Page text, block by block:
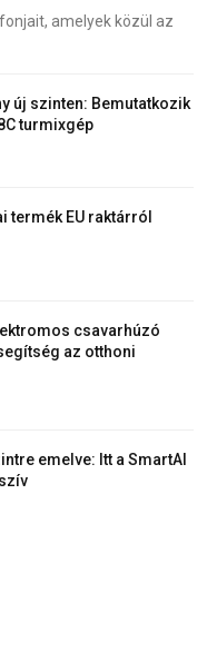
amelyek közül az
új szinten: Bemutatkozik
turmixgép
termék EU raktárról
csavarhúzó
az otthoni
emelve: Itt a SmartAI